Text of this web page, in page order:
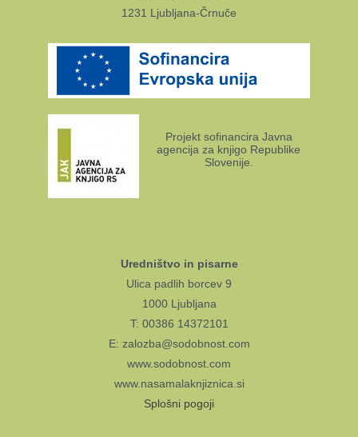
1231 Ljubljana-Črnuče
Projekt sofinancira Javna
agencija za knjigo Republike
Slovenije.
Uredništvo in pisarne
Ulica padlih borcev 9
1000 Ljubljana
T: 00386 14372101
E: zalozba@sodobnost.com
www.sodobnost.com
www.nasamalaknjiznica.si
Splošni pogoji